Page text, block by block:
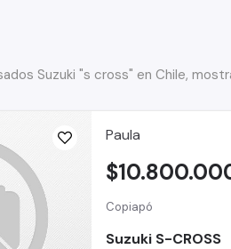
Suzuki "s cross" en Chile,
Paula
Copiapó
Suzuki S-CROSS